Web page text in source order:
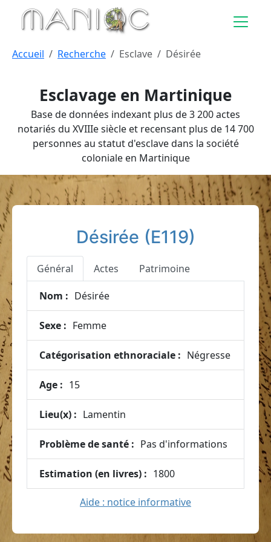
Aller au contenu principal
Esclavage en Martinique
Base de données indexant plus de 3 200 actes
notariés du XVIIIe siècle et recensant plus de 14 700
personnes au statut d'esclave dans la société
coloniale en Martinique
Accueil Recherche Esclave Désirée
Désirée (E119)
Général Actes Patrimoine
Nom : Désirée
Sexe : Femme
Catégorisation ethnoraciale : Négresse
Age : 15
Lieu(x) : Lamentin
Problème de santé : Pas d'informations
Estimation (en livres) : 1800
Aide : notice informative